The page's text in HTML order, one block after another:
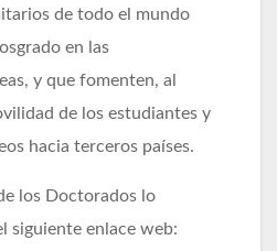
de todo el mundo
en las
y que fomenten, al
de los estudiantes y
hacia terceros países.
los Doctorados lo
siguiente enlace web: